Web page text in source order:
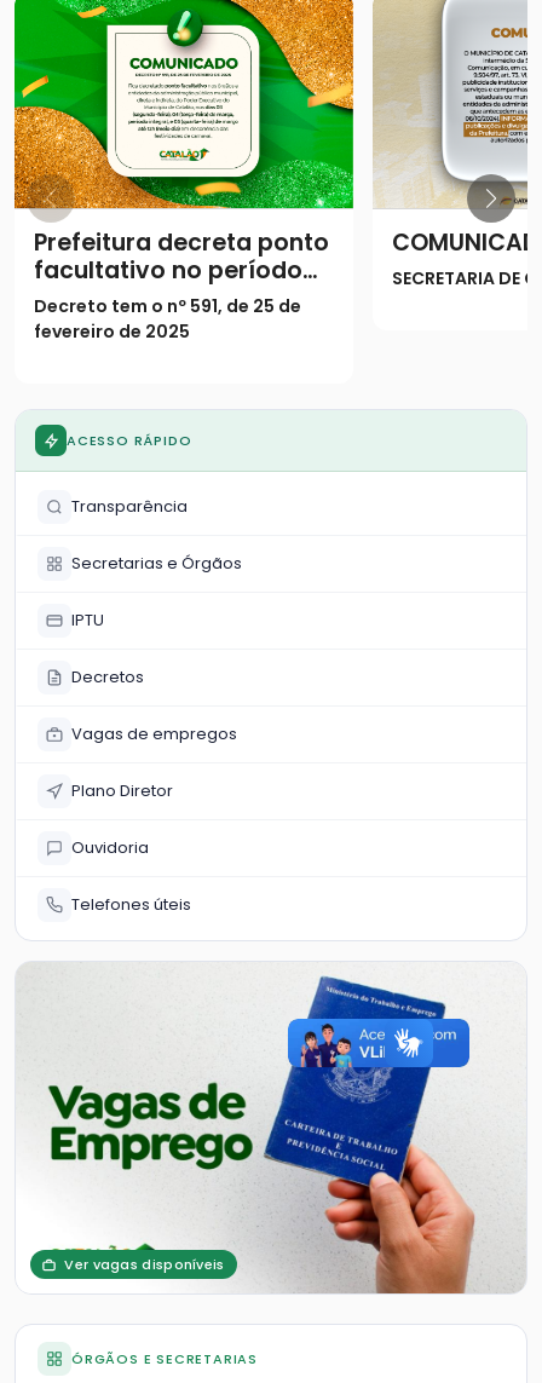
Prefeitura decreta ponto
facultativo no período
do Carnaval
Decreto tem o nº 591, de 25 de
fevereiro de 2025
SECRETARIA DE
ACESSO RÁPIDO
Transparência
Secretarias e Órgãos
IPTU
Decretos
Vagas de empregos
Plano Diretor
Ouvidoria
Telefones úteis
Ver vagas disponíveis
ÓRGÃOS E SECRETARIAS